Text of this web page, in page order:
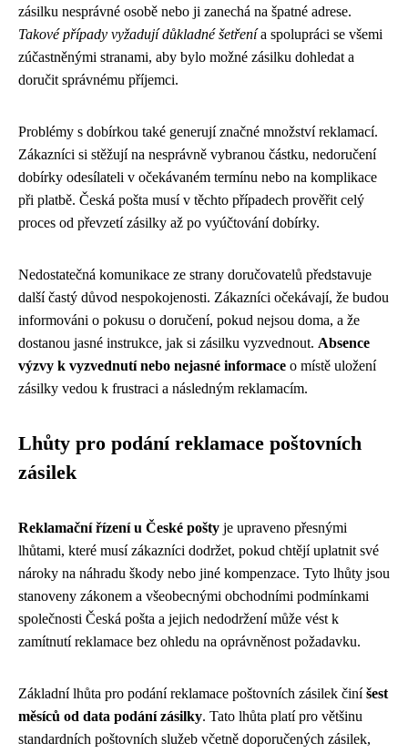
zásilku nesprávné osobě nebo ji zanechá na špatné adrese.
Takové případy vyžadují důkladné šetřenía spolupráci se všemi
zúčastněnými stranami, aby bylo možné zásilku dohledat a
doručit správnému příjemci.
Problémy s dobírkou také generují značné množství reklamací.
Zákazníci si stěžují na nesprávně vybranou částku, nedoručení
dobírky odesílateli v očekávaném termínu nebo na komplikace
při platbě. Česká pošta musí v těchto případech prověřit celý
proces od převzetí zásilky až po vyúčtování dobírky.
Nedostatečná komunikace ze strany doručovatelů představuje
další častý důvod nespokojenosti. Zákazníci očekávají, že budou
informováni o pokusu o doručení, pokud nejsou doma, a že
dostanou jasné instrukce, jak si zásilku vyzvednout. Absence
výzvy k vyzvednutí nebo nejasné informace o místě uložení
zásilky vedou k frustraci a následným reklamacím.
Lhůty pro podání reklamace poštovních
zásilek
Reklamační řízení u České pošty je upraveno přesnými
lhůtami, které musí zákazníci dodržet, pokud chtějí uplatnit své
nároky na náhradu škody nebo jiné kompenzace. Tyto lhůty jsou
stanoveny zákonem a všeobecnými obchodními podmínkami
společnosti Česká pošta a jejich nedodržení může vést k
zamítnutí reklamace bez ohledu na oprávněnost požadavku.
Základní lhůta pro podání reklamace poštovních zásilek činíšest
měsíců od data podání zásilky. Tato lhůta platí pro většinu
standardních poštovních služeb včetně doporučených zásilek,